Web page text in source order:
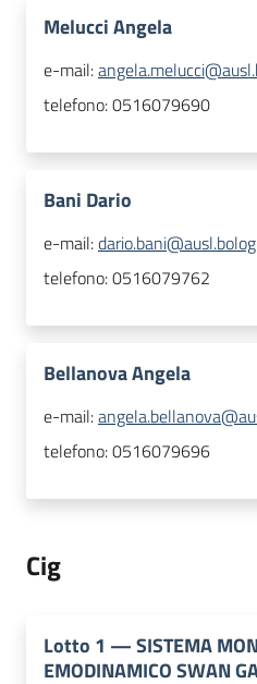
Melucci Angela
e-mail:
telefono:0516079690
Bani Dario
e-mail:
telefono:0516079762
Bellanova Angela
e-mail:
telefono:0516079696
Cig
Lotto 1 —SISTEMA
EMODINAMICO SWAN